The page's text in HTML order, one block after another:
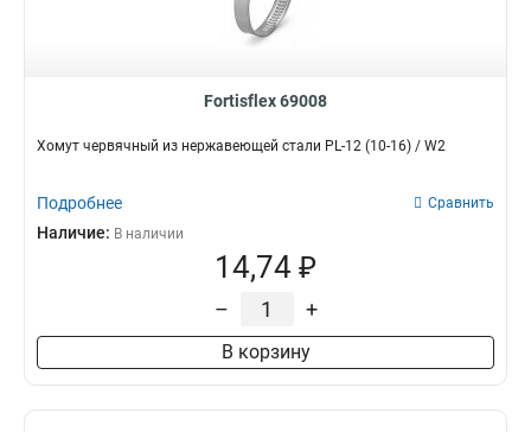
Fortisflex 69008
Хомут червячный из нержавеющей стали PL-12 (10-16) / W2
Подробнее Сравнить
Наличие: В наличии
14,74 ₽
– +
В корзину